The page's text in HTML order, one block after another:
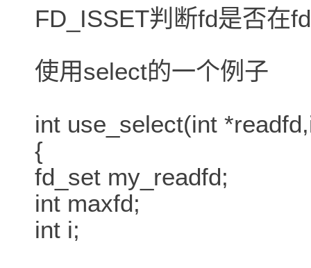
FD_ISSET判断fd是否在
使用select的一个例子
int use_select(int
{
fd_set my_readfd;
int maxfd;
int i;